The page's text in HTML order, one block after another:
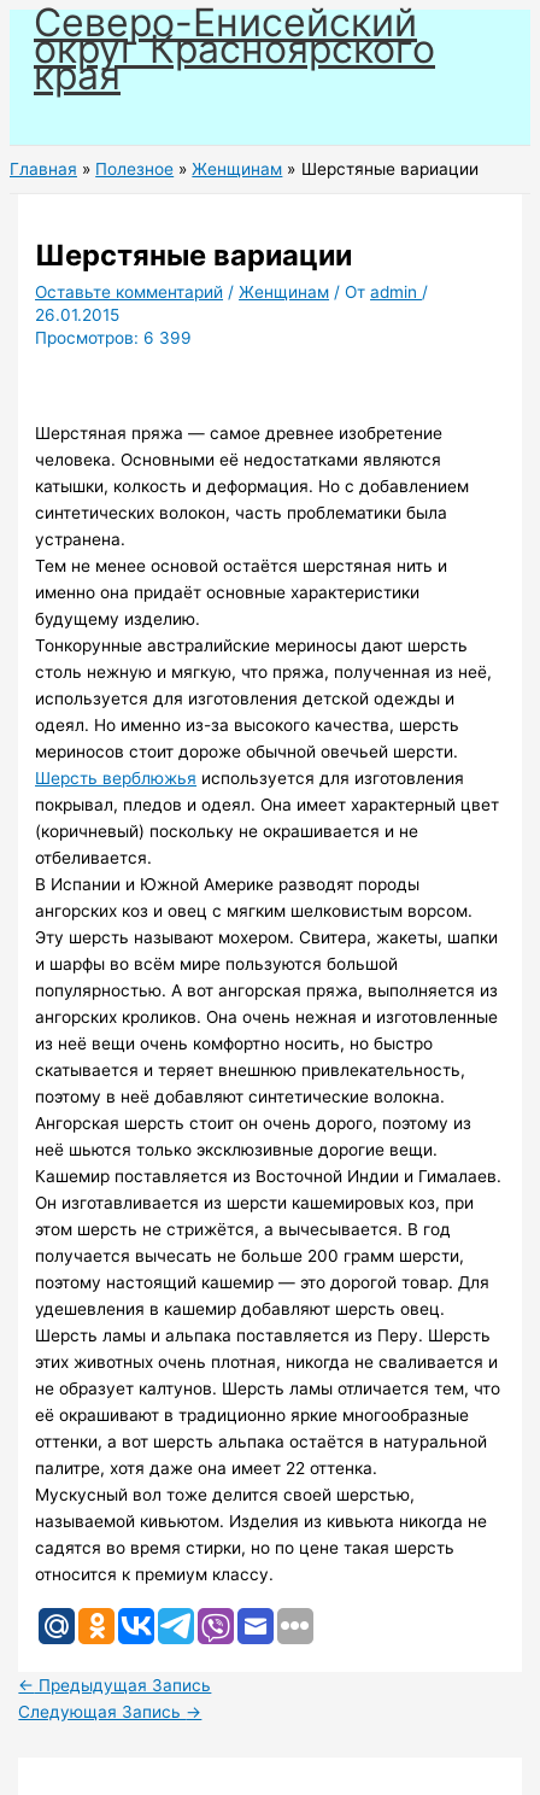
Перейти
содержимому
Северо-Енисейский
округ Красноярского
края
Главная Полезное Женщинам Шерстяные вариации
Шерстяные вариации
Оставьте комментарий /Женщинам / Отadmin /
26.01.2015
Просмотров: 6 399
Шерстяная пряжа — самое древнее изобретение
человека. Основными её недостатками являются
катышки, колкость и деформация. Но с добавлением
синтетических волокон, часть проблематики была
устранена.
Тем не менее основой остаётся шерстяная нить и
именно она придаёт основные характеристики
будущему изделию.
Тонкорунные австралийские мериносы дают шерсть
столь нежную и мягкую, что пряжа, полученная из неё,
используется для изготовления детской одежды и
одеял. Но именно из-за высокого качества, шерсть
мериносов стоит дороже обычной овечьей шерсти.
Шерсть верблюжья используется для изготовления
покрывал, пледов и одеял. Она имеет характерный цвет
(коричневый) поскольку не окрашивается и не
отбеливается.
В Испании и Южной Америке разводят породы
ангорских коз и овец с мягким шелковистым ворсом.
Эту шерсть называют мохером. Свитера, жакеты, шапки
и шарфы во всём мире пользуются большой
популярностью. А вот ангорская пряжа, выполняется из
ангорских кроликов. Она очень нежная и изготовленные
из неё вещи очень комфортно носить, но быстро
скатывается и теряет внешнюю привлекательность,
поэтому в неё добавляют синтетические волокна.
Ангорская шерсть стоит он очень дорого, поэтому из
неё шьются только эксклюзивные дорогие вещи.
Кашемир поставляется из Восточной Индии и Гималаев.
Он изготавливается из шерсти кашемировых коз, при
этом шерсть не стрижётся, а вычесывается. В год
получается вычесать не больше 200 грамм шерсти,
поэтому настоящий кашемир — это дорогой товар. Для
удешевления в кашемир добавляют шерсть овец.
Шерсть ламы и альпака поставляется из Перу. Шерсть
этих животных очень плотная, никогда не сваливается и
не образует калтунов. Шерсть ламы отличается тем, что
её окрашивают в традиционно яркие многообразные
оттенки, а вот шерсть альпака остаётся в натуральной
палитре, хотя даже она имеет 22 оттенка.
Мускусный вол тоже делится своей шерстью,
называемой кивьютом. Изделия из кивьюта никогда не
садятся во время стирки, но по цене такая шерсть
относится к премиум классу.
← Предыдущая Запись
Следующая Запись →